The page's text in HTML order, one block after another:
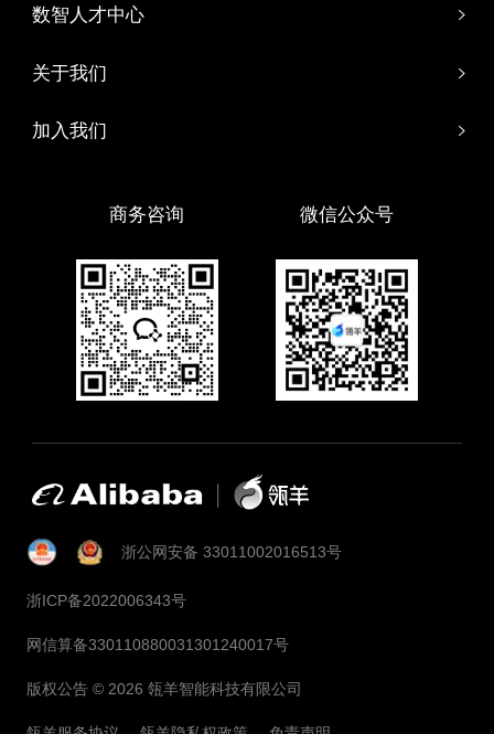
数智人才中心
关于我们
加入我们
商务咨询 微信公众号
浙公网安备 33011002016513号
浙ICP备2022006343号
网信算备330110880031301240017号
版权公告 © 2026 瓴羊智能科技有限公司